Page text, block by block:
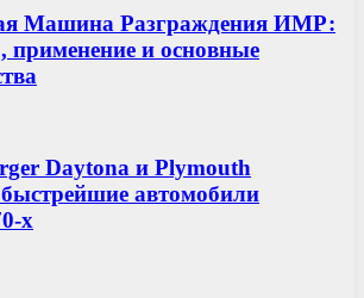
Машина Разграждения ИМР:
применение и основные
Daytona и Plymouth
автомобили
х